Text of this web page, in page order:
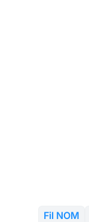
Fil NOM